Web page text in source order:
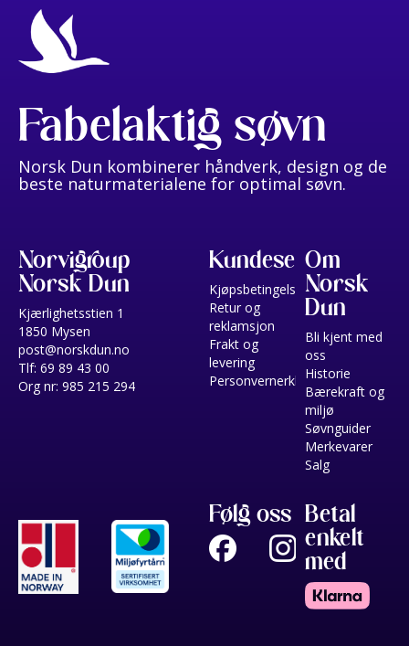
Fabelaktig søvn
Norsk Dun kombinerer håndverk, design og de
beste naturmaterialene for optimal søvn.
Norvigroup
Norsk Dun
Kjærlighetsstien 1
1850 Mysen
post@norskdun.no
Tlf: 69 89 43 00
Org nr: 985 215 294
Kundeservice
Kjøpsbetingelser
Retur og
reklamsjon
Frakt og
levering
Personvernerklæring
Om
Norsk
Dun
Bli kjent med
oss
Historie
Bærekraft og
miljø
Søvnguider
Merkevarer
Salg
Følg oss Betal
enkelt
med